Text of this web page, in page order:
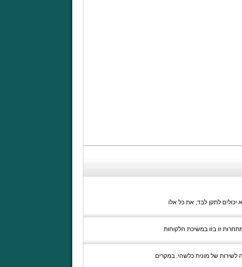
תיקון תקלות, שאתם לא יכולים לתקן לבד, את כל אלו
זו בזו במשיכת הלקוחות
לשירות של מונית כלשהי. במקרים